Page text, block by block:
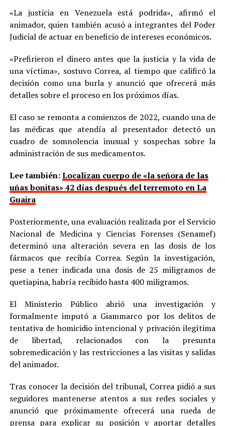
«La justicia en Venezuela está podrida», afirmó el
animador, quien también acusó a integrantes del Poder
Judicial de actuar en beneficio de intereses económicos.
«Prefirieron el dinero antes que la justicia y la vida de
una víctima», sostuvo Correa, al tiempo que calificó la
decisión como una burla y anunció que ofrecerá más
detalles sobre el proceso en los próximos días.
El caso se remonta a comienzos de 2022, cuando una de
las médicas que atendía al presentador detectó un
cuadro de somnolencia inusual y sospechas sobre la
administración de sus medicamentos.
Lee también:Localizan cuerpo de «la señora de las
uñas bonitas» 42 días después del terremoto en La
Guaira
Posteriormente, una evaluación realizada por el Servicio
Nacional de Medicina y Ciencias Forenses (Senamef)
determinó una alteración severa en las dosis de los
fármacos que recibía Correa. Según la investigación,
pese a tener indicada una dosis de 25 miligramos de
quetiapina, habría recibido hasta 400 miligramos.
El Ministerio Público abrió una investigación y
formalmente imputó a Giammarco por los delitos de
tentativa de homicidio intencional y privación ilegítima
de libertad, relacionados con la presunta
sobremedicación y las restricciones a las visitas y salidas
del animador.
Tras conocer la decisión del tribunal, Correa pidió a sus
seguidores mantenerse atentos a sus redes sociales y
anunció que próximamente ofrecerá una rueda de
prensa para explicar su posición y aportar detalles